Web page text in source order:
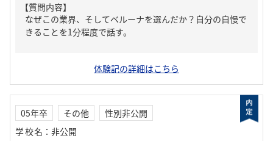
【質問内容】
なぜこの業界、そしてベルーナを選んだか？自分の自慢で
きることを1分程度で話す。
体験記の詳細はこちら
05年卒 その他
性別非公開
学校名 ： 非公開